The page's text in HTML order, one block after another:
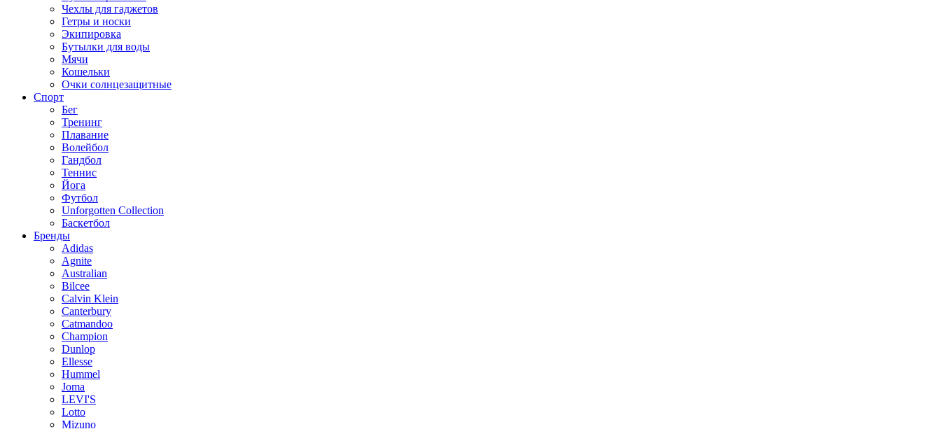
Чехлы для гаджетов
Гетры и носки
Экипировка
Бутылки для воды
Мячи
Кошельки
Очки солнцезащитные
Спорт
Бег
Тренинг
Плавание
Волейбол
Гандбол
Теннис
Йога
Футбол
Unforgotten Collection
Баскетбол
Бренды
Adidas
Agnite
Australian
Bilcee
Calvin Klein
Canterbury
Catmandoo
Champion
Dunlop
Ellesse
Hummel
Joma
LEVI'S
Lotto
Mizuno